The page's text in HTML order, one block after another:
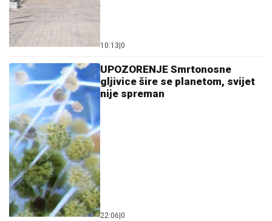
10:13 0
UPOZORENJE Smrtonosne
gljivice šire se planetom, svijet
nije spreman
22:06 0